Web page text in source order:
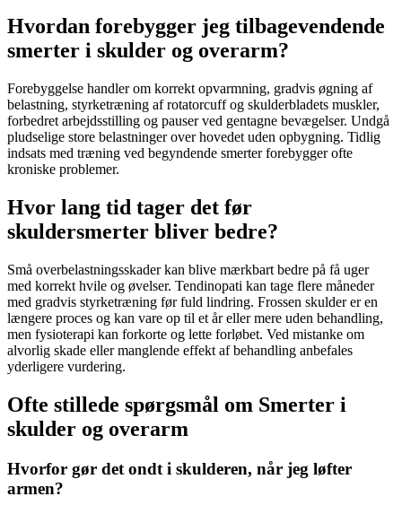
Hvordan forebygger jeg tilbagevendende
smerter i skulder og overarm?
Forebyggelse handler om korrekt opvarmning, gradvis øgning af
belastning, styrketræning afrotatorcuffog skulderbladets muskler,
forbedret arbejdsstilling og pauser ved gentagne bevægelser. Undgå
pludselige store belastninger over hovedet uden opbygning. Tidlig
indsats med træning ved begyndende smerter forebygger ofte
kroniske problemer.
Hvor lang tid tager det før
skuldersmerter bliver bedre?
Små overbelastningsskaderkan blive mærkbart bedre på få uger
med korrekt hvile og øvelser. Tendinopati kan tage flere måneder
med gradvis styrketræning før fuld lindring. Frossen skulderer en
længere proces og kan vare op til et år eller mere uden behandling,
men fysioterapi kan forkorte og lette forløbet. Ved mistanke om
alvorlig skade eller manglende effekt af behandling anbefales
yderligere vurdering.
Ofte stillede spørgsmål om Smerter i
skulder og overarm
Hvorfor gør det ondt i skulderen, når jeg løfter
armen?